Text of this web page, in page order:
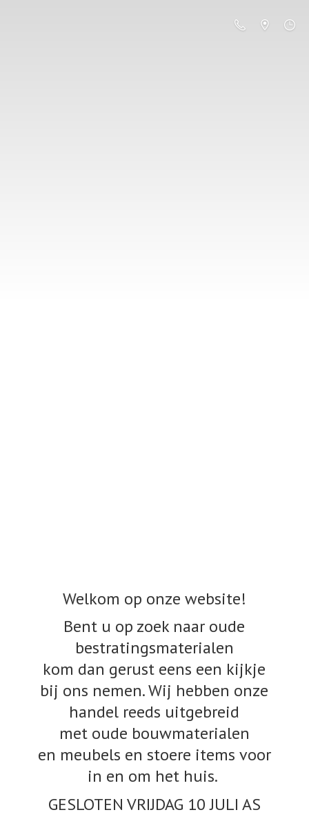
Welkom op onze website!
Bent u op zoek naar oude
bestratingsmaterialen
kom dan gerust eens een kijkje
bij ons nemen. Wij hebben onze
handel reeds uitgebreid
met oude bouwmaterialen
en meubels en stoere items voor
in en om het huis.
GESLOTEN VRIJDAG 10JULI AS